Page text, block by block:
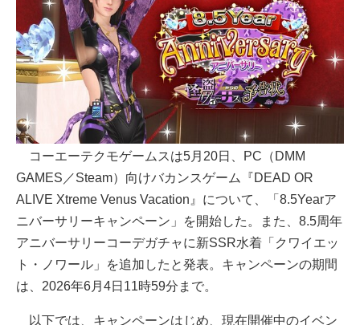
コーエーテクモゲームスは5月20日、PC（DMM
GAMES／Steam）向けバカンスゲーム『DEAD OR
ALIVE Xtreme Venus Vacation』について、「8.5Yearア
ニバーサリーキャンペーン」を開始した。また、8.5周年
アニバーサリーコーデガチャに新SSR水着「クワイエッ
ト・ノワール」を追加したと発表。キャンペーンの期間
は、2026年6月4日11時59分まで。
以下では、キャンペーンはじめ、現在開催中のイベン